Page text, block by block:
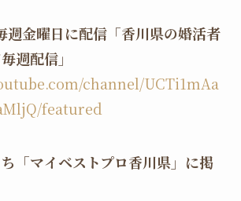
金曜日に配信「香川県の婚活者
週配信」
channel/UCTi1mAa
featured
「マイベストプロ香川県」に掲